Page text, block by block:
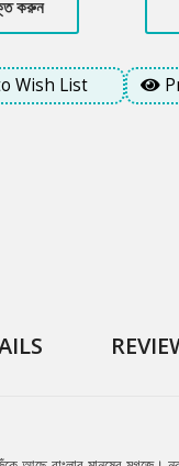
করুন
Wish List